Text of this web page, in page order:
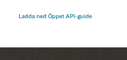
Ladda ned Öppet API-guide